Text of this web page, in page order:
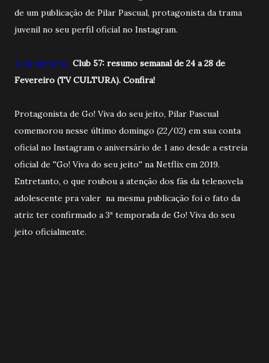
de um publicação de Pilar Pascual, protagonista da trama
juvenil no seu perfil oficial no Instagram.
Leia também....Club 57: resumo semanal de 24 a 28 de
Fevereiro (TV CULTURA). Confira!
Protagonista de Go! Viva do seu jeito, Pilar Pascual
comemorou nesse último domingo (22/02) em sua conta
oficial no Instagram o aniversário de 1 ano desde a estreia
oficial de ''Go! Viva do seu jeito'' na Netflix em 2019.
Entretanto, o que roubou a atenção dos fãs da telenovela
adolescente pra valer na mesma publicação foi o fato da
atriz ter confirmado a 3ª temporada de Go! Viva do seu
jeito oficialmente.